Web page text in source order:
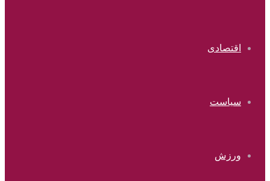
اقتصادی
سیاست
ورزش